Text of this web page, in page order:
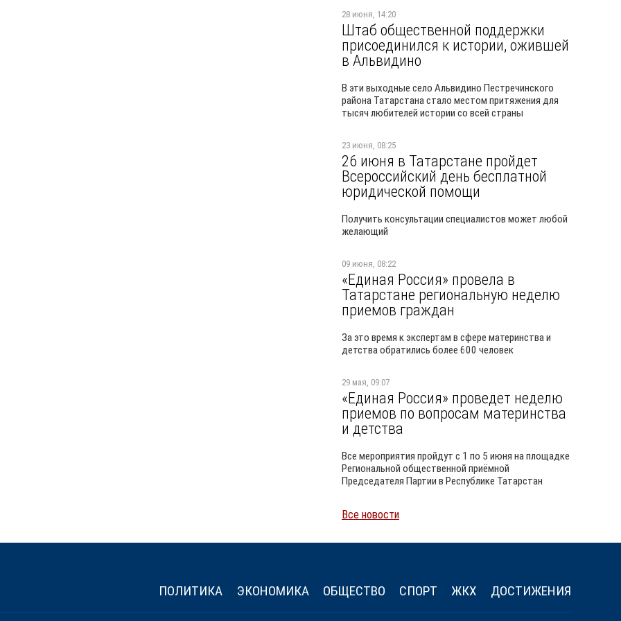
28 июня, 14:20
Штаб общественной поддержки
присоединился к истории, ожившей
в Альвидино
В эти выходные село Альвидино Пестречинского
района Татарстана стало местом притяжения для
тысяч любителей истории со всей страны
23 июня, 08:25
26 июня в Татарстане пройдет
Всероссийский день бесплатной
юридической помощи
Получить консультации специалистов может любой
желающий
09 июня, 08:22
«Единая Россия» провела в
Татарстане региональную неделю
приемов граждан
За это время к экспертам в сфере материнства и
детства обратились более 600 человек
29 мая, 09:07
«Единая Россия» проведет неделю
приемов по вопросам материнства
и детства
Все мероприятия пройдут с 1 по 5 июня на площадке
Региональной общественной приёмной
Председателя Партии в Республике Татарстан
Все новости
ДОСТИЖЕНИЯ
ЖКХ
СПОРТ
ОБЩЕСТВО
ЭКОНОМИКА
ПОЛИТИКА